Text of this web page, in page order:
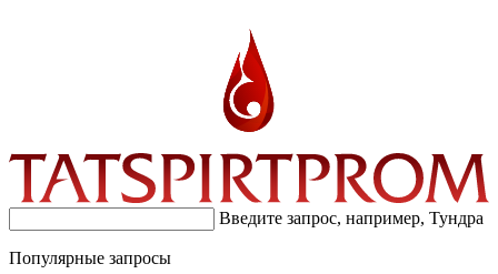
Введите запрос, например, Тундра
Популярные запросы